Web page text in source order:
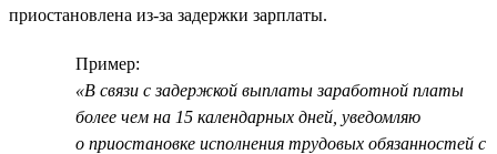
приостановлена из-за задержки зарплаты.
Пример:
«В связи с задержкой выплаты заработной платы
более чем на 15 календарных дней, уведомляю
о приостановке исполнения трудовых обязанностей с